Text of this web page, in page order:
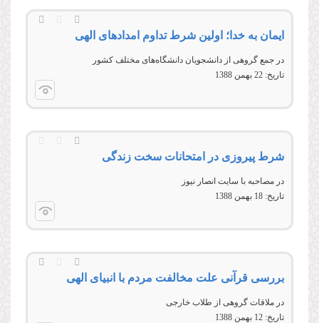
ايمان به خدا؛ اولين شرط تداوم امدادهای الهی
در جمع گروهی از دانشجويان دانشگاه‌های مختلف كشور
تاریخ: 22 بهمن 1388
شرط پیروزی در امتحانات سخت زندگی
در مصاحبه با سایت انصار نیوز
تاریخ: 18 بهمن 1388
بررسی قرآنی علت مخالفت مردم با انبیای الهی
در ملاقات گروهی از طلاب خارجی
تاریخ: 12 بهمن 1388